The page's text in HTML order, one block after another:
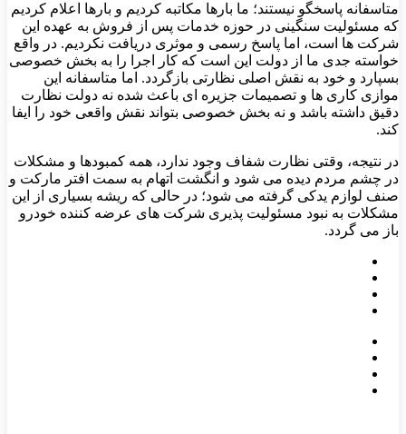
متاسفانه پاسخگو نیستند؛ ما بارها مکاتبه کردیم و بارها اعلام کردیم
که مسئولیت سنگینی در حوزه خدمات پس از فروش به عهده این
شرکت ‌ها است، اما پاسخ رسمی و موثری دریافت نکردیم. در واقع
خواسته جدی ما از دولت این است که کار اجرا را به بخش خصوصی
بسپارد و خود به نقش اصلی نظارتی بازگردد. اما متاسفانه این
موازی‌ کاری ‌ها و تصمیمات جزیره‌ ای باعث شده نه دولت نظارت
دقیق داشته باشد و نه بخش خصوصی بتواند نقش واقعی خود را ایفا
کند.
در نتیجه، وقتی نظارت شفاف وجود ندارد، همه کمبودها و مشکلات
در چشم مردم دیده می ‌شود و انگشت اتهام به ‌سمت افتر مارکت و
صنف لوازم یدکی گرفته می ‌شود؛ در حالی‌ که ریشه بسیاری از این
مشکلات به نبود مسئولیت ‌پذیری شرکت‌ های عرضه ‌کننده خودرو
باز می ‌گردد.